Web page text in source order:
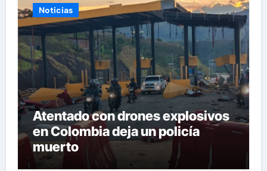
Noticias
Atentado con drones explosivos
en Colombia deja un policía
muerto